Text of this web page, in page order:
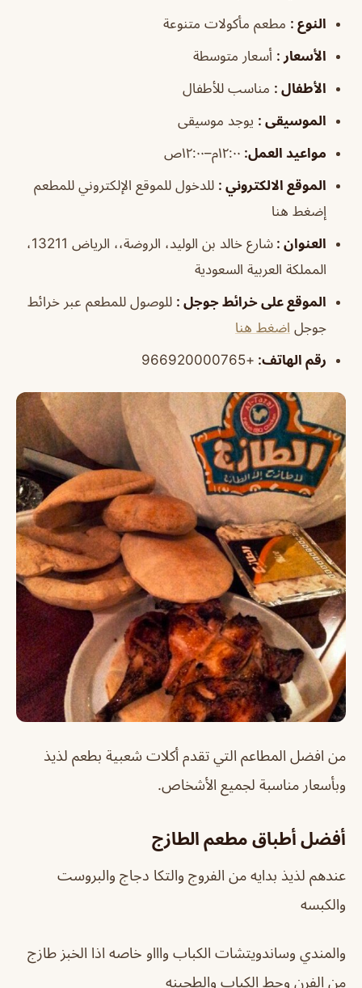
النوع : مطعم مأكولات متنوعة
الأسعار : أسعار متوسطة
الأطفال : مناسب للأطفال
الموسيقى : يوجد موسيقى
مواعيد العمل: ١٢:٠٠م–١٢:٠٠ص
الموقع الالكتروني : للدخول للموقع الإلكتروني للمطعم
إضغط هنا
العنوان :
شارع خالد بن الوليد، الروضة،، الرياض 13211،
المملكة العربية السعودية
الموقع على خرائط جوجل : للوصول للمطعم عبر خرائط
جوجل اضغط هنا
رقم الهاتف:
+966920000765
من افضل المطاعم التي تقدم أكلات شعبية بطعم لذيذ
وبأسعار مناسبة لجميع الأشخاص.
أفضل أطباق مطعم الطازج
عندهم لذيذ بدايه من الفروج والتكا دجاج والبروست
والكبسه
والمندي وساندويتشات الكباب واااو خاصه اذا الخبز طازج
من الفرن وحط الكباب والطحينه